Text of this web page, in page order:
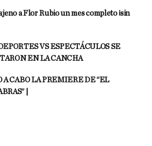
a Flor Rubio un mes completo ¡sin
VS ESPECTÁCULOS SE
EN LA CANCHA
A CABO LA PREMIERE DE “EL
|